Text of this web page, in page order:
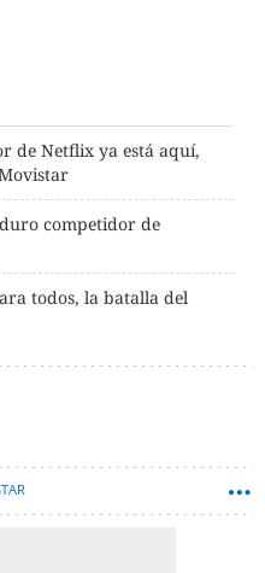
de Netflix ya está aquí,
competidor de
todos, la batalla del